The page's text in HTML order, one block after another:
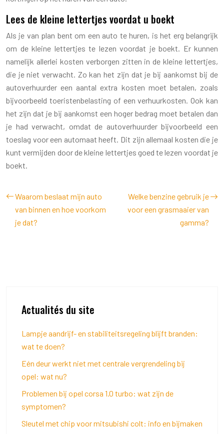
Lees de kleine lettertjes voordat u boekt
Als je van plan bent om een auto te huren, is het erg belangrijk
om de kleine lettertjes te lezen voordat je boekt. Er kunnen
namelijk allerlei kosten verborgen zitten in de kleine lettertjes,
die je niet verwacht. Zo kan het zijn dat je bij aankomst bij de
autoverhuurder een aantal extra kosten moet betalen, zoals
bijvoorbeeld toeristenbelasting of een verhuurkosten. Ook kan
het zijn dat je bij aankomst een hoger bedrag moet betalen dan
je had verwacht, omdat de autoverhuurder bijvoorbeeld een
toeslag voor een automaat heeft. Dit zijn allemaal kosten die je
kunt vermijden door de kleine lettertjes goed te lezen voordat je
boekt.
Waarom beslaat mijn auto
van binnen en hoe voorkom
je dat?
Welke benzine gebruik je
voor een grasmaaier van
gamma?
Actualités du site
Lampje aandrijf- en stabiliteitsregeling blijft branden:
wat te doen?
Eén deur werkt niet met centrale vergrendeling bij
opel: wat nu?
Problemen bij opel corsa 1.0 turbo: wat zijn de
symptomen?
Sleutel met chip voor mitsubishi colt: info en bijmaken